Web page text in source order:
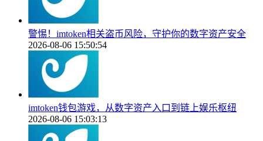
警惕！imtoken相关盗币风险，守护你的数字资产安全
2026-08-06 15:50:54
imtoken钱包游戏，从数字资产入口到链上娱乐枢纽
2026-08-06 15:03:13